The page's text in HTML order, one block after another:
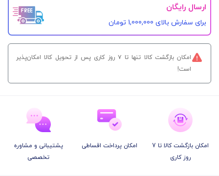
ارسال رایگان
برای سفارش‌ بالای 1,000,000 تومان
امکان بازگشت کالا تنها تا ۷ روز کاری پس از تحویل کالا امکان‌پذیر
است!
امکان بازگشت کالا تا 7
روز کاری
امکان پرداخت اقساطی
پشتیبانی و مشاوره
تخصصی